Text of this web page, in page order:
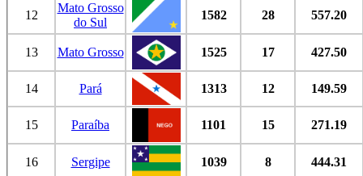
12
Mato Grosso
do Sul
1582 28 557.20
13 Mato Grosso 1525 17 427.50
14 Pará 1313 12 149.59
15 Paraíba 1101 15 271.19
16 Sergipe 1039 8 444.31